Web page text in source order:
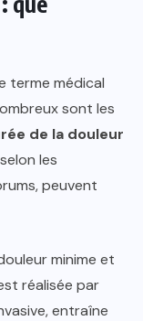
terme médical
sont les
de la douleur
les
peuvent
minime et
réalisée par
entraîne